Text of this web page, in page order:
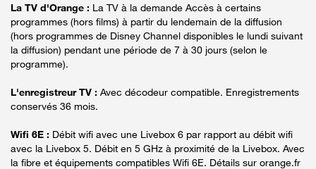
La TV d'Orange : La TV à la demande Accès à certains
programmes (hors films) à partir du lendemain de la diffusion
(hors programmes de Disney Channel disponibles le lundi suivant
la diffusion) pendant une période de 7 à 30 jours (selon le
programme).
L'enregistreur TV : Avec décodeur compatible. Enregistrements
conservés 36 mois.
Wifi 6E : Débit wifi avec une Livebox 6 par rapport au débit wifi
avec la Livebox 5. Débit en 5 GHz à proximité de la Livebox. Avec
la fibre et équipements compatibles Wifi 6E. Détails sur orange.fr